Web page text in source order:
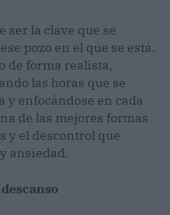
ser la clave que se
pozo en el que se está.
de forma realista,
las horas que se
y enfocándose en cada
de las mejores formas
y el descontrol que
ansiedad.